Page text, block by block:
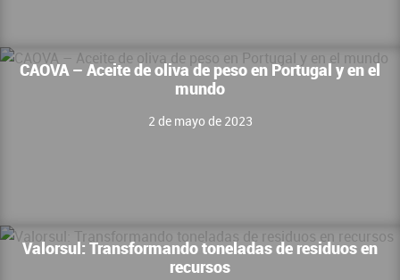
CAOVA – Aceite de oliva de peso en Portugal y en el
mundo
2 de mayo de 2023
Valorsul: Transformando toneladas de residuos en
recursos